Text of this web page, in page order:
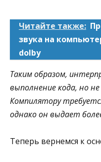
Читайте также:
звука на
dolby
Таким образом,
выполнение кода, но
Компилятору
однако он выдает
Теперь вернемся к